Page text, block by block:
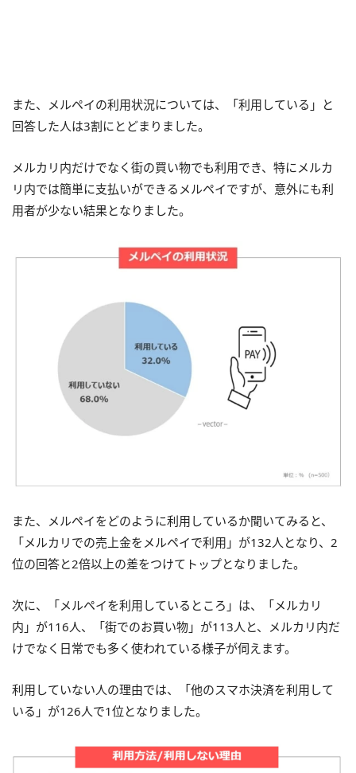
また、メルペイの利用状況については、「利用している」と
回答した人は3割にとどまりました。
メルカリ内だけでなく街の買い物でも利用でき、特にメルカ
リ内では簡単に支払いができるメルペイですが、意外にも利
用者が少ない結果となりました。
また、メルペイをどのように利用しているか聞いてみると、
「メルカリでの売上金をメルペイで利用」が132人となり、2
位の回答と2倍以上の差をつけてトップとなりました。
次に、「メルペイを利用しているところ」は、「メルカリ
内」が116人、「街でのお買い物」が113人と、メルカリ内だ
けでなく日常でも多く使われている様子が伺えます。
利用していない人の理由では、「他のスマホ決済を利用して
いる」が126人で1位となりました。